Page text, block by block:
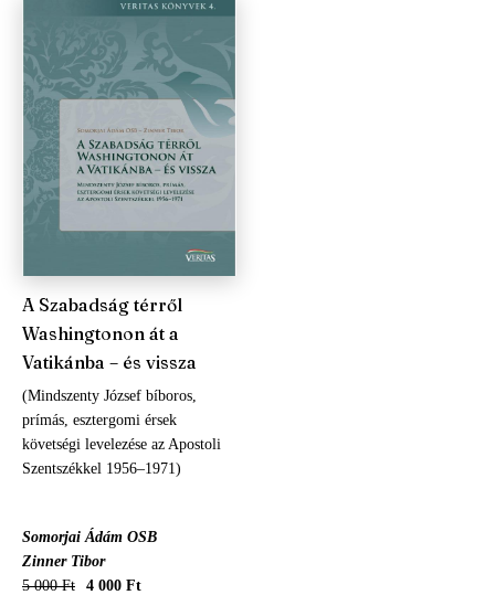
A Szabadság térről
Washingtonon át a
Vatikánba – és vissza
(Mindszenty József bíboros,
prímás, esztergomi érsek
követségi levelezése az Apostoli
Szentszékkel 1956–1971)
Somorjai Ádám OSB
Zinner Tibor
5 000 Ft
4 000 Ft